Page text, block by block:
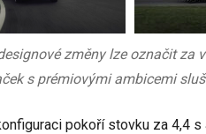
změny lze označit za
s prémiovými ambicemi
pokoří stovku za 4,4